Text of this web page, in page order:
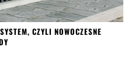
CZYLI NOWOCZESNE